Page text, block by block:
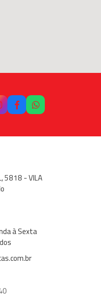
5818 - VILA
à Sexta